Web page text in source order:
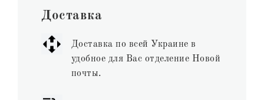
Доставка
Доставка по всей Украине в
удобное для Вас отделение Новой
почты.